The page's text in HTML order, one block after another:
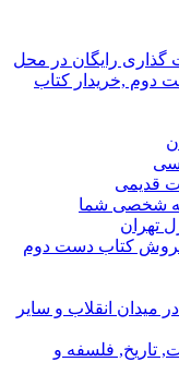
رایگان در محل
دوم ,خریدار کتاب
قدیمی
شخصی شما
تهران
فروش کتاب دست دوم
انقلاب و سایر
تاریخ, فلسفه و